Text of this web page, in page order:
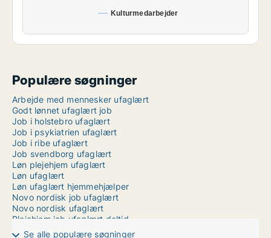
Kulturmedarbejder
Populære søgninger
Arbejde med mennesker ufaglært
Godt lønnet ufaglært job
Job i holstebro ufaglært
Job i psykiatrien ufaglært
Job i ribe ufaglært
Job svendborg ufaglært
Løn plejehjem ufaglært
Løn ufaglært
Løn ufaglært hjemmehjælper
Novo nordisk job ufaglært
Novo nordisk ufaglært
Plejehjem job ufaglært deltid
Ufaglært gartner job
Se alle populære søgninger